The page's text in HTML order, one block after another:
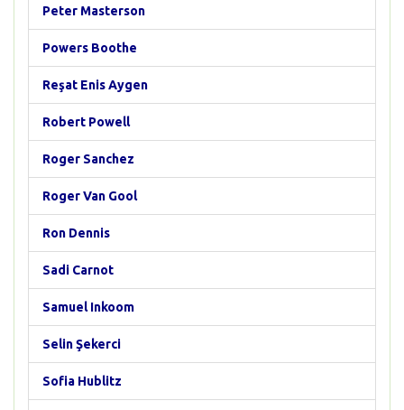
Peter Masterson
Powers Boothe
Reşat Enis Aygen
Robert Powell
Roger Sanchez
Roger Van Gool
Ron Dennis
Sadi Carnot
Samuel Inkoom
Selin Şekerci
Sofia Hublitz